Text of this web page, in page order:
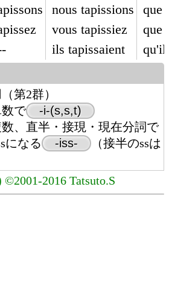
nous tapissions
vous tapissiez
ils tapissaient
que
que
第2群）
で
-i-(s,s,t)
、直半・接現・現在分詞で
になる
-iss-
（接半のssは
2016 Tatsuto.S